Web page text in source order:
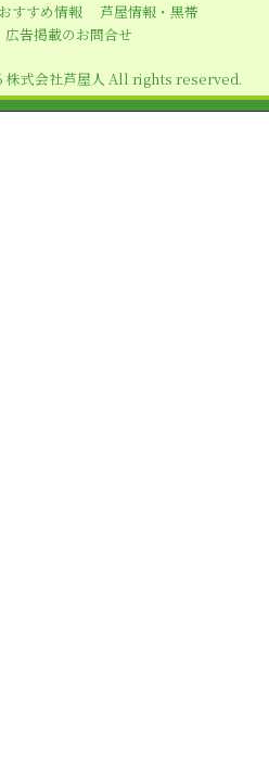
すすめ情報
芦屋情報・黒帯
広告掲載のお問合せ
式会社芦屋人 All rights reserved.